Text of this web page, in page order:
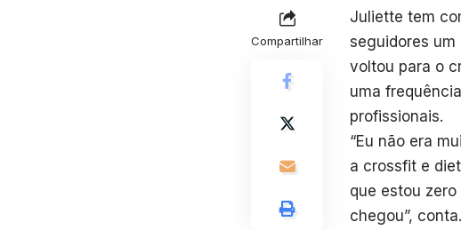
Compartilhar
Juliette tem
seguidores
voltou para o
uma
profissionais.
“Eu não era
a crossfit e
que estou
chegou”,